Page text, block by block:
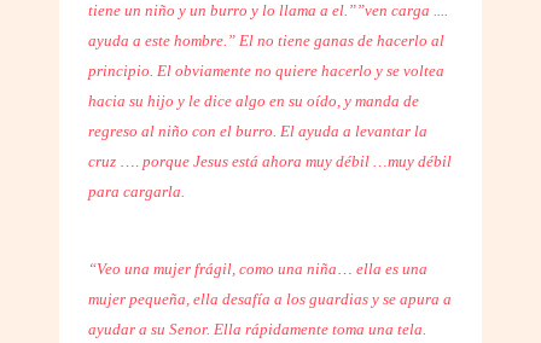
tiene un niño y un burro y lo llama a el.””ven carga ....
ayuda a este hombre.” El no tiene ganas de hacerlo al
principio. El obviamente no quiere hacerlo y se voltea
hacia su hijo y le dice algo en su oído, y manda de
regreso al niño con el burro. El ayuda a levantar la
cruz …. porque Jesus está ahora muy débil …muy débil
para cargarla.
“Veo una mujer frágil, como una niña… ella es una
mujer pequeña, ella desafía a los guardias y se apura a
ayudar a su Senor. Ella rápidamente toma una tela.